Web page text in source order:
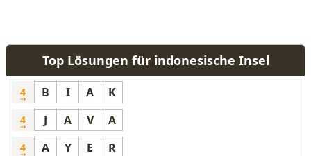
Top Lösungen für indonesische Insel
4 B I A K
4 J A V A
4 A Y E R